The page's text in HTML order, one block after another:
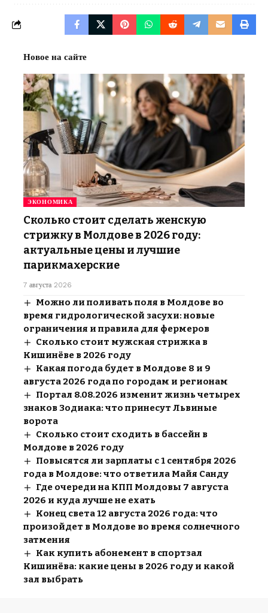
Новое на сайте
ЭКОНОМИКА
Сколько стоит сделать женскую
стрижку в Молдове в 2026 году:
актуальные цены и лучшие
парикмахерские
7 августа 2026
Можно ли поливать поля в Молдове во
время гидрологической засухи: новые
ограничения и правила для фермеров
Сколько стоит мужская стрижка в
Кишинёве в 2026 году
Какая погода будет в Молдове 8 и 9
августа 2026 года по городам и регионам
Портал 8.08.2026 изменит жизнь четырех
знаков Зодиака: что принесут Львиные
ворота
Сколько стоит сходить в бассейн в
Молдове в 2026 году
Повысятся ли зарплаты с 1 сентября 2026
года в Молдове: что ответила Майя Санду
Где очереди на КПП Молдовы 7 августа
2026 и куда лучше не ехать
Конец света 12 августа 2026 года: что
произойдет в Молдове во время солнечного
затмения
Как купить абонемент в спортзал
Кишинёва: какие цены в 2026 году и какой
зал выбрать